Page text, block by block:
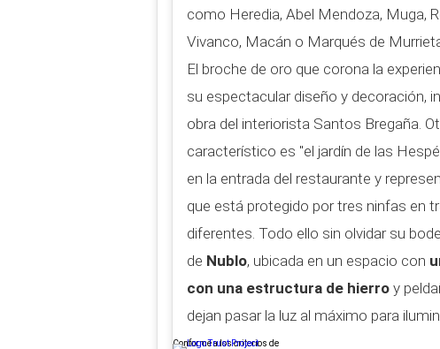
como Heredia, Abel Mendoza, Muga,
Vivanco, Macán o Marqués de
El broche de oro que corona la
su espectacular diseño y decoración,
obra del interiorista Santos Bregaña.
característico es "el jardín de las
en la entrada del restaurante y
que está protegido por tres ninfas en
diferentes. Todo ello sin olvidar su
de Nublo, ubicada en un espacio con
con una estructura de hierro y
dejan pasar la luz al máximo para
Conforme a los criterios de